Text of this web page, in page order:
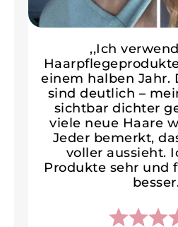
,,Ich
einem halben Jahr.
sind deutlich –
sichtbar dichter
viele neue Haare
Jeder bemerkt,
voller aussieht.
Produkte sehr und